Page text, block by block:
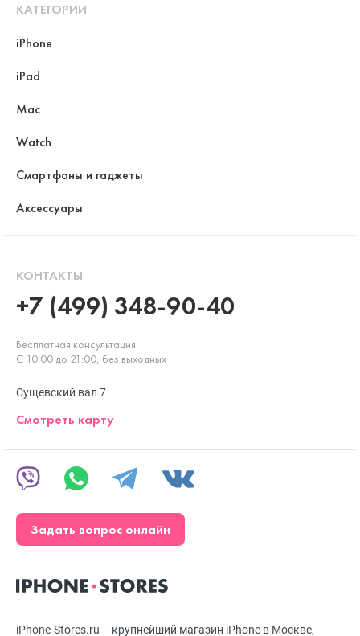
iPhone-Stores.ru – крупнейший магазин iPhone в Москве,
КАТЕГОРИИ
iPhone
iPad
Mac
Watch
Смартфоны и гаджеты
Аксессуары
КОНТАКТЫ
+7 (499) 348-90-40
Бесплатная консультация
С 10:00 до 21:00, без выходных
Сущевский вал 7
Смотреть карту
Задать вопрос онлайн